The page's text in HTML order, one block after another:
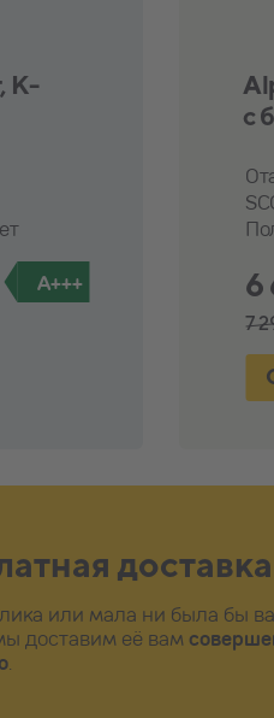
K-
A+++
COP
3
4 398
Line 9
бойлер
лет
A+++
с
6
7
доставка
или мала ни была бы
доставим её вам
.